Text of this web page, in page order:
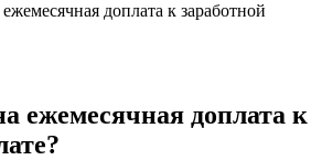
доплата к заработной
ежемесячная доплата к